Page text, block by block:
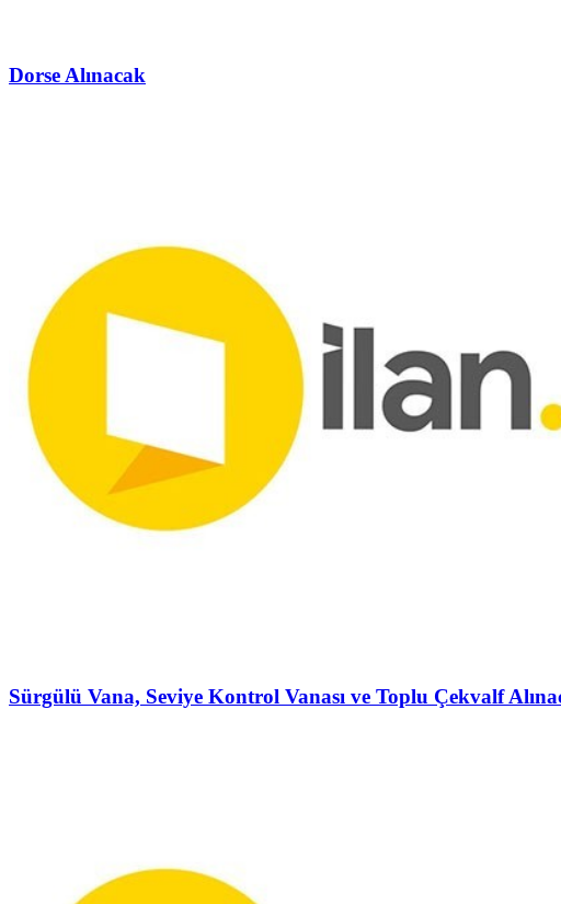
Dorse Alınacak
Sürgülü Vana, Seviye Kontrol Vanası ve Toplu Çekvalf